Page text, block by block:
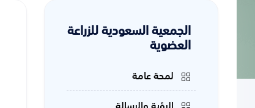
الجمعية السعودية للزراعة
العضوية
لمحة عامة